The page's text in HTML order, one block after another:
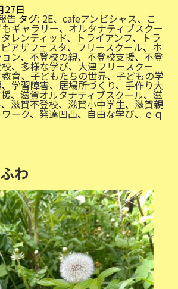
27日
告 タグ: 2E、 cafeアンビシャス、 こ
ギャラリー、 オルタナティブスクー
タレンティッド、 トライアンフ、 トラ
ピアザフェスタ、 フリースクール、 ホ
ン、 不登校の親、 不登校支援、 不登
、 多様な学び、大津フリースクー
育、 子どもたちの世界、 子どもの学
、学習障害、 居場所づくり、 手作り大
、 滋賀オルタナティブスクール、 滋
、滋賀不登校、 滋賀小中学生、 滋賀親
ーク、 発達凹凸、自由な学び、ｅｑ
わ